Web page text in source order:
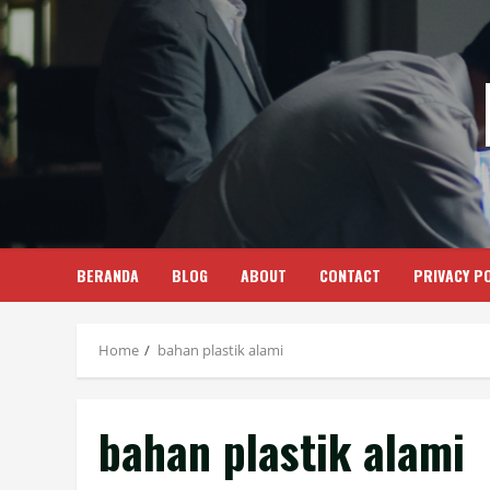
Skip
content
BERANDA BLOG ABOUT CONTACT PRIVACY
Home bahan plastik alami
bahan plastik alami